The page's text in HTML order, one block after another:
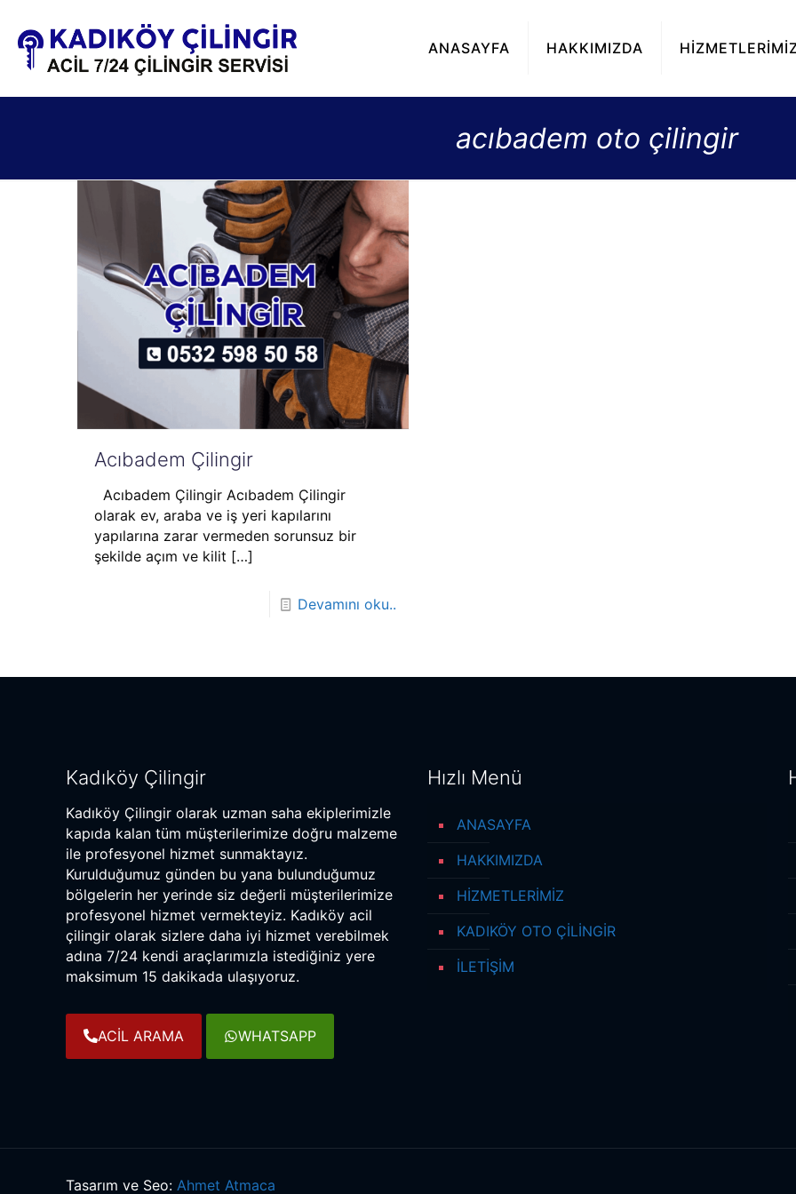
ANASAYFA HAKKIMIZDA
acıbadem oto çilingir
Acıbadem Çilingir
Acıbadem Çilingir Acıbadem Çilingir
olarak ev, araba ve iş yeri kapılarını
yapılarına zarar vermeden sorunsuz bir
şekilde açım ve kilit […]
Devamını oku..
Kadıköy Çilingir
Kadıköy Çilingir olarak uzman saha ekiplerimizle
kapıda kalan tüm müşterilerimize doğru malzeme
ile profesyonel hizmet sunmaktayız.
Kurulduğumuz günden bu yana bulunduğumuz
bölgelerin her yerinde siz değerli müşterilerimize
profesyonel hizmet vermekteyiz. Kadıköy acil
çilingir olarak sizlere daha iyi hizmet verebilmek
adına 7/24 kendi araçlarımızla istediğiniz yere
maksimum 15 dakikada ulaşıyoruz.
ACİL ARAMA WHATSAPP
Hızlı Menü
ANASAYFA
HAKKIMIZDA
HİZMETLERİMİZ
KADIKÖY OTO ÇİLİNGİR
İLETİŞİM
Tasarım ve Seo: Ahmet Atmaca